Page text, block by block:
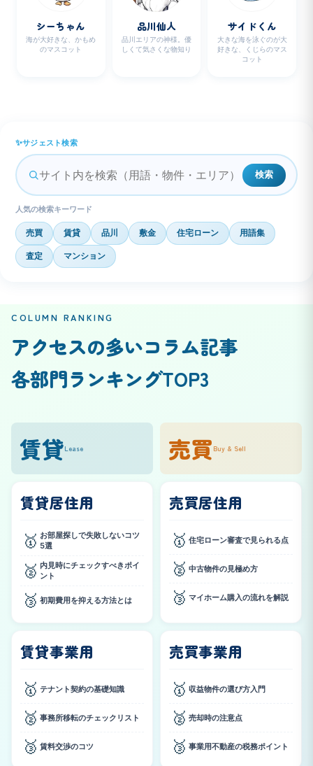
シーちゃん
海が大好きな、かもめ
のマスコット
品川仙人
品川エリアの神様。優
しくて気さくな物知り
サイドくん
大きな海を泳ぐのが大
好きな、くじらのマス
コット
サジェスト検索
検索
人気の検索キーワード
売買 賃貸 品川 敷金 住宅ローン 用語集
査定 マンション
COLUMN RANKING
アクセスの多いコラム記事
各部門ランキングTOP3
賃貸Lease 売買 Buy & Sell
賃貸居住用
🥇 お部屋探しで失敗しないコツ
5選
🥈 内見時にチェックすべきポイ
ント
🥉 初期費用を抑える方法とは
売買居住用
🥇 住宅ローン審査で見られる点
🥈 中古物件の見極め方
🥉 マイホーム購入の流れを解説
賃貸事業用
🥇 テナント契約の基礎知識
🥈 事務所移転のチェックリスト
🥉 賃料交渉のコツ
売買事業用
🥇 収益物件の選び方入門
🥈 売却時の注意点
🥉 事業用不動産の税務ポイント